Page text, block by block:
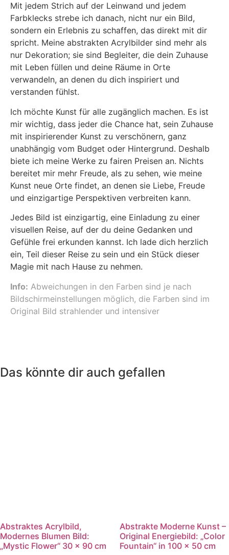
Mit jedem Strich auf der Leinwand und jedem
Farbklecks strebe ich danach, nicht nur ein Bild,
sondern ein Erlebnis zu schaffen, das direkt mit dir
spricht. Meine abstrakten Acrylbilder sind mehr als
nur Dekoration; sie sind Begleiter, die dein Zuhause
mit Leben füllen und deine Räume in Orte
verwandeln, an denen du dich inspiriert und
verstanden fühlst.
Ich möchte Kunst für alle zugänglich machen. Es ist
mir wichtig, dass jeder die Chance hat, sein Zuhause
mit inspirierender Kunst zu verschönern, ganz
unabhängig vom Budget oder Hintergrund. Deshalb
biete ich meine Werke zu fairen Preisen an. Nichts
bereitet mir mehr Freude, als zu sehen, wie meine
Kunst neue Orte findet, an denen sie Liebe, Freude
und einzigartige Perspektiven verbreiten kann.
Jedes Bild ist einzigartig, eine Einladung zu einer
visuellen Reise, auf der du deine Gedanken und
Gefühle frei erkunden kannst. Ich lade dich herzlich
ein, Teil dieser Reise zu sein und ein Stück dieser
Magie mit nach Hause zu nehmen.
Info: Abweichungen in den Farben sind je nach
Bildschirmeinstellungen möglich, die Farben sind im
Original Bild strahlender und intensiver
Das könnte dir auch gefallen
Abstraktes Acrylbild,
Modernes Blumen Bild:
„Mystic Flower“ 30 x 90 cm
Abstrakte Moderne Kunst –
Original Energiebild: „Color
Fountain“ in 100 x 50 cm